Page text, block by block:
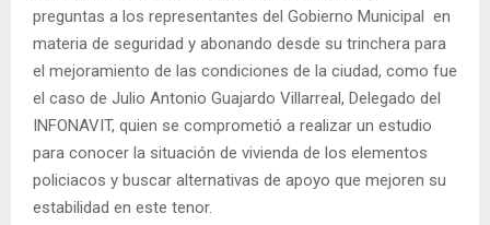
preguntas a los representantes del Gobierno Municipal en
materia de seguridad y abonando desde su trinchera para
el mejoramiento de las condiciones de la ciudad, como fue
el caso de Julio Antonio Guajardo Villarreal, Delegado del
INFONAVIT, quien se comprometió a realizar un estudio
para conocer la situación de vivienda de los elementos
policiacos y buscar alternativas de apoyo que mejoren su
estabilidad en este tenor.